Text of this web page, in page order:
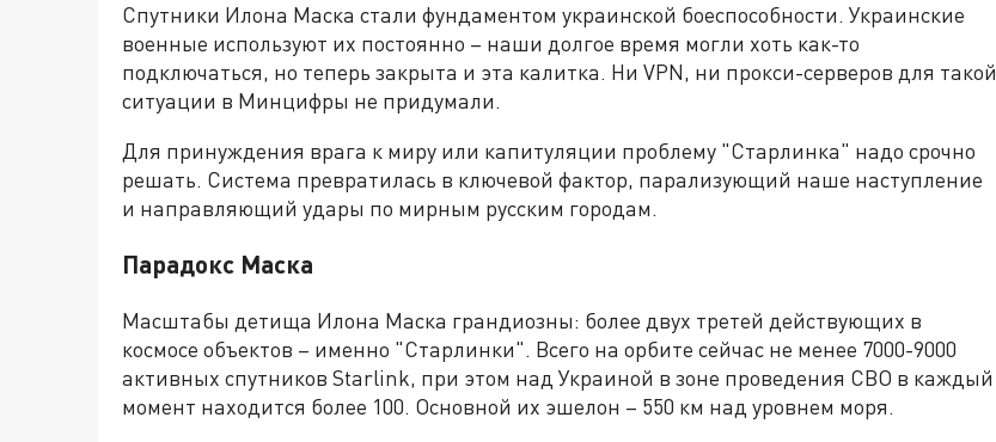
Спутники Илона Маска стали фундаментом украинской боеспособности. Украинские
военные используют их постоянно – наши долгое время могли хоть как-то
подключаться, но теперь закрыта и эта калитка. Ни VPN, ни прокси-серверов для такой
ситуации в Минцифры не придумали.
Для принуждения врага к миру или капитуляции проблему "Старлинка" надо срочно
решать. Система превратилась в ключевой фактор, парализующий наше наступление
и направляющий удары по мирным русским городам.
Парадокс Маска
Масштабы детища Илона Маска грандиозны: более двух третей действующих в
космосе объектов – именно "Старлинки". Всего на орбите сейчас не менее 7000-9000
активных спутников Starlink, при этом над Украиной в зоне проведения СВО в каждый
момент находится более 100. Основной их эшелон – 550 км над уровнем моря.